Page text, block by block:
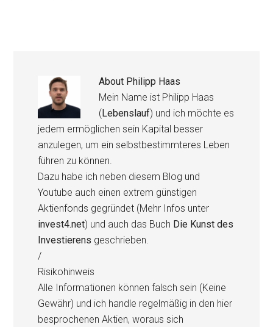
About Philipp Haas
Mein Name ist Philipp Haas
(Lebenslauf) und ich möchte es
jedem ermöglichen sein Kapital besser
anzulegen, um ein selbstbestimmteres Leben
führen zu können.
Dazu habe ich neben diesem Blog und
Youtube auch einen extrem günstigen
Aktienfonds gegründet (Mehr Infos unter
invest4.net) und auch das Buch Die Kunst des
Investierens geschrieben.
/
Risikohinweis
Alle Informationen können falsch sein (Keine
Gewähr) und ich handle regelmäßig in den hier
besprochenen Aktien, woraus sich